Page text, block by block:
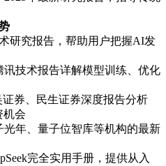
研究报告，帮助用户把握AI发
技术报告详解模型训练、优化
券、民生证券深度报告分析
机会
年、量子位智库等机构的最新
完全实用手册，提供从入